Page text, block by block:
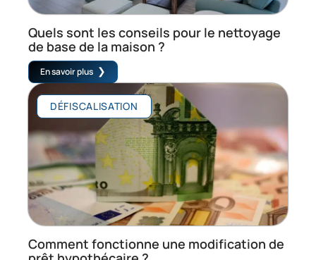
Quels sont les conseils pour le nettoyage
de base de la maison ?
En savoir plus
DÉFISCALISATION
Comment fonctionne une modification de